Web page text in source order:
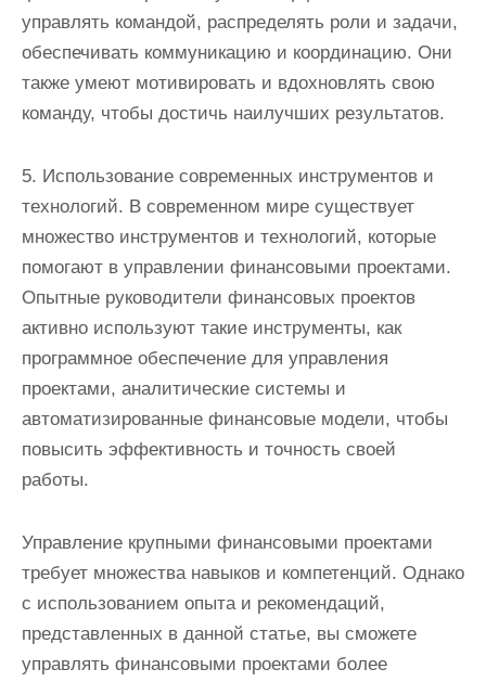
управлять командой, распределять роли и задачи,
обеспечивать коммуникацию и координацию. Они
также умеют мотивировать и вдохновлять свою
команду, чтобы достичь наилучших результатов.
5. Использование современных инструментов и
технологий. В современном мире существует
множество инструментов и технологий, которые
помогают в управлении финансовыми проектами.
Опытные руководители финансовых проектов
активно используют такие инструменты, как
программное обеспечение для управления
проектами, аналитические системы и
автоматизированные финансовые модели, чтобы
повысить эффективность и точность своей
работы.
Управление крупными финансовыми проектами
требует множества навыков и компетенций. Однако
с использованием опыта и рекомендаций,
представленных в данной статье, вы сможете
управлять финансовыми проектами более